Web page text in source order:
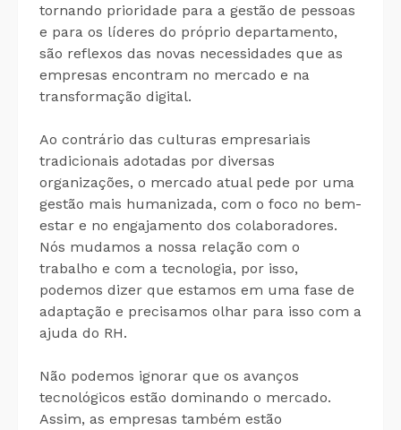
tornando prioridade para a gestão de pessoas
e para os líderes do próprio departamento,
são reflexos das novas necessidades que as
empresas encontram no mercado e na
transformação digital.
Ao contrário das culturas empresariais
tradicionais adotadas por diversas
organizações, o mercado atual pede por uma
gestão mais humanizada, com o foco no bem-
estar e no engajamento dos colaboradores.
Nós mudamos a nossa relação com o
trabalho e com a tecnologia, por isso,
podemos dizer que estamos em uma fase de
adaptação e precisamos olhar para isso com a
ajuda do RH.
Não podemos ignorar que os avanços
tecnológicos estão dominando o mercado.
Assim, as empresas também estão